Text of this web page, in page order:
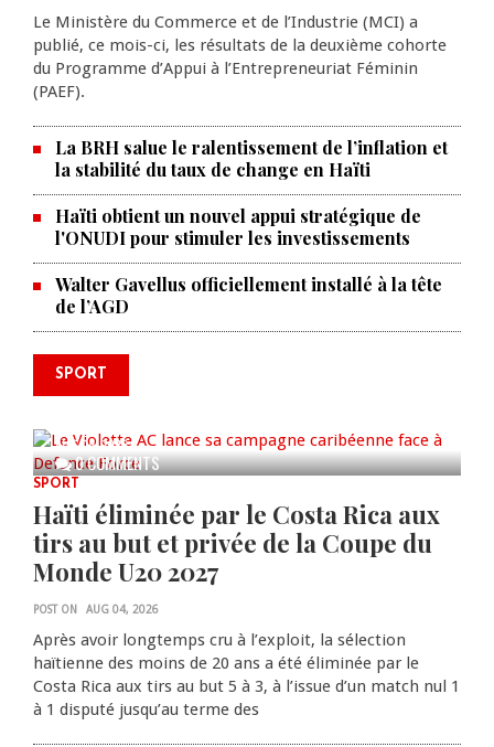
Le Ministère du Commerce et de l’Industrie (MCI) a
publié, ce mois-ci, les résultats de la deuxième cohorte
du Programme d’Appui à l’Entrepreneuriat Féminin
(PAEF).
La BRH salue le ralentissement de l’inflation et
la stabilité du taux de change en Haïti
Haïti obtient un nouvel appui stratégique de
l'ONUDI pour stimuler les investissements
Walter Gavellus officiellement installé à la tête
de l’AGD
SPORT
0 COMMENTS
Le Violette AC lance sa campagne
AUG 04, 2026
SPORT
Haïti éliminée par le Costa Rica aux
tirs au but et privée de la Coupe du
Monde U20 2027
POST ON AUG 04, 2026
Après avoir longtemps cru à l’exploit, la sélection
haïtienne des moins de 20 ans a été éliminée par le
Costa Rica aux tirs au but 5 à 3, à l’issue d’un match nul 1
à 1 disputé jusqu’au terme des